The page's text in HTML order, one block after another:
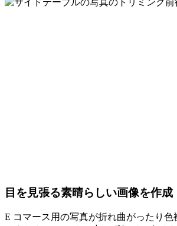
目を見張る素晴らしい画像を作成
E コマース用の写真が折れ曲がったり色